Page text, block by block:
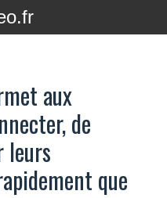
aux
de
leurs
que